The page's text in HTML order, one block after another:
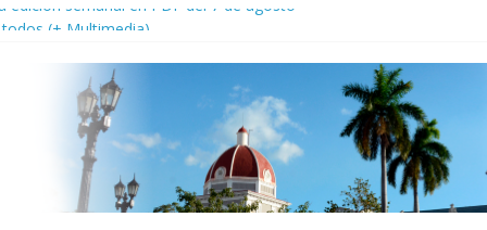
edición semanal en PDF del 7 de agosto
En imágenes la prensa cubana rinde tributo al Comandante (+ Fotos)
brigada chilena viaja a Cuba con donativos por el centenario
cien años, cien escuelas